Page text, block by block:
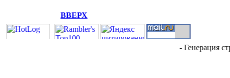
ВВЕРХ
- Генерация